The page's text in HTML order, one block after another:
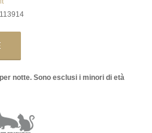
notte. Sono esclusi i minori di età